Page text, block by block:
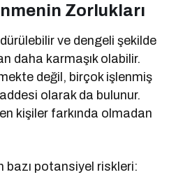
Zorlukları
ve dengeli şekilde
daha karmaşık olabilir.
değil, birçok işlenmiş
olarak da bulunur.
kişiler farkında olmadan
bazı potansiyel riskleri: